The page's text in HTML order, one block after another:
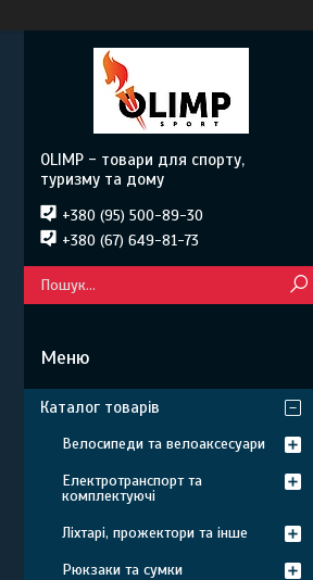
OLIMP - товари для спорту,
туризму та дому
+380 (95) 500-89-30
+380 (67) 649-81-73
Каталог товарів
Велосипеди та велоаксесуари
Електротранспорт та
комплектуючі
Ліхтарі, прожектори та інше
Рюкзаки та сумки